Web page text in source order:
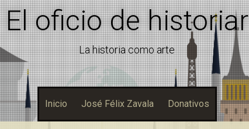
El oficio de historiar
La historia como arte
Inicio José Félix Zavala Donativos